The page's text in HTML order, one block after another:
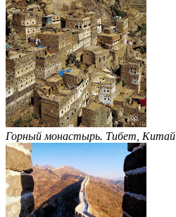
Горный монастырь. Тибет, Китай